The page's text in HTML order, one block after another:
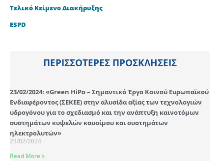
Τελικό Κείμενο Διακήρυξης
ESPD
ΠΕΡΙΣΣΟΤΕΡΕΣ ΠΡΟΣΚΛΗΣΕΙΣ
23/02/2024: «Green HiPo – Σημαντικό Έργο Κοινού Ευρωπαϊκού
Ενδιαφέροντος (ΣΕΚΕΕ) στην αλυσίδα αξίας των τεχνολογιών
υδρογόνου για το σχεδιασμό και την ανάπτυξη καινοτόμων
συστημάτων κυψελών καυσίμου και συστημάτων
ηλεκτρολυτών»
23/02/2024
Read More »